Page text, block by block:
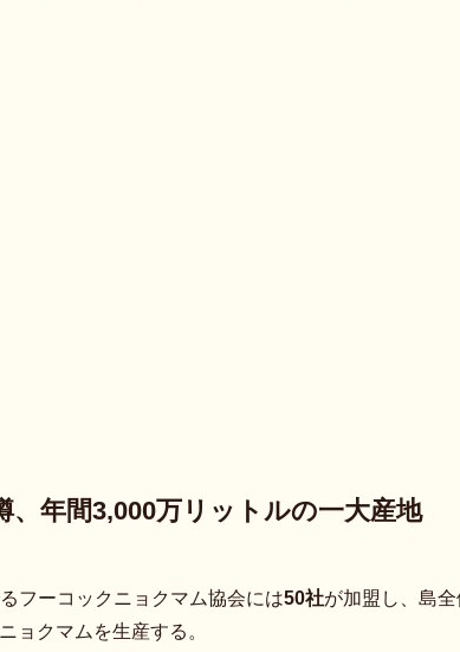
、年間3,000万リットルの一大産地
フーコックニョクマム協会には50社が加盟し、島
ョクマムを生産する。